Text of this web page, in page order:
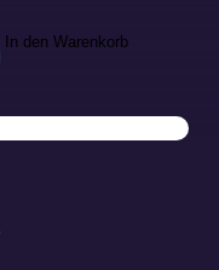
In den Warenkorb